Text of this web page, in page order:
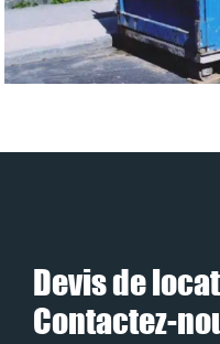
Devis de
Contactez-